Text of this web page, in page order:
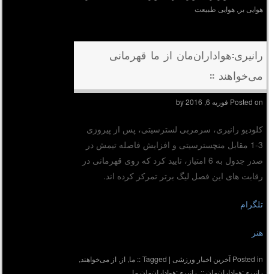
هوایی بر, هوایی طبیعت
رانیری:هواداران‌مان از ما قهرمانی
می‌خواهند ::
Posted onفوریه 6, 2016 by
کلودیو رانیری، سرمربی لسترسیتی، پس از پیروزی
3-1 مقابل منچسترسیتی و افزایش فاصله تیمش در
‏صدر جدول به 6 امتیاز، تایید کرد که روی قهرمانی در
رقابت های این فصل لیگ برتر تمرکز کرده اند.‏
تلگرام
هنر
Posted inآخرین اخبار ورزشی |
Tagged:: ما,از, از می‌خواهند,
رانیری:هواداران‌مان :: ,رانیری:هواداران‌مان ما,